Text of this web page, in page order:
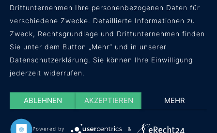
Drittunternehmen Ihre personenbezogenen Daten für
verschiedene Zwecke. Detaillierte Informationen zu
Zweck, Rechtsgrundlage und Drittunternehmen finden
Sie unter dem Button „Mehr“ und in unserer
Datenschutzerklärung. Sie können Ihre Einwilligung
jederzeit widerrufen.
ABLEHNEN AKZEPTIEREN MEHR
Powered by &